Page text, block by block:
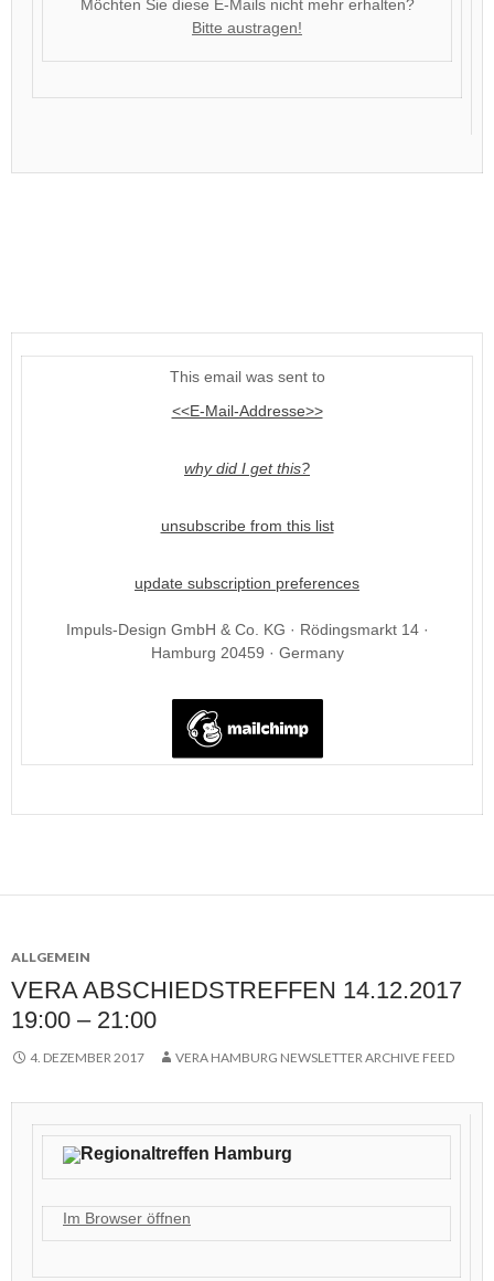
Möchten Sie diese E-Mails nicht mehr erhalten?
Bitte austragen!
This email was sent to
<<E-Mail-Addresse>>
why did I get this?
unsubscribe from this list
update subscription preferences
Impuls-Design GmbH & Co. KG · Rödingsmarkt 14 ·
Hamburg 20459 · Germany
ALLGEMEIN
VERA ABSCHIEDSTREFFEN 14.12.2017
19:00 – 21:00
4. DEZEMBER 2017 VERA HAMBURG NEWSLETTER ARCHIVE FEED
Regionaltreffen Hamburg
Im Browser öffnen